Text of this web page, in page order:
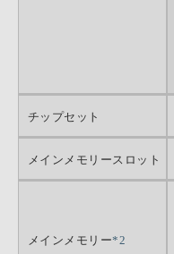
チップセット
メインメモリースロット
メインメモリー*2